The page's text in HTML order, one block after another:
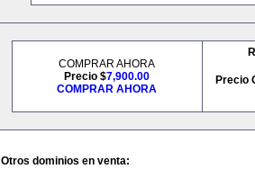
COMPRAR AHORA
Precio $7,900.00
COMPRAR AHORA
Precio
Otros dominios en venta: